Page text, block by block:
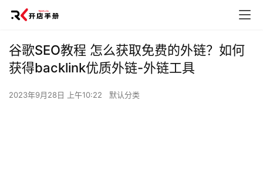
谷歌SEO教程 怎么获取免费的外链？如何
获得backlink优质外链-外链工具
2023年9月28日 上午10:22 默认分类